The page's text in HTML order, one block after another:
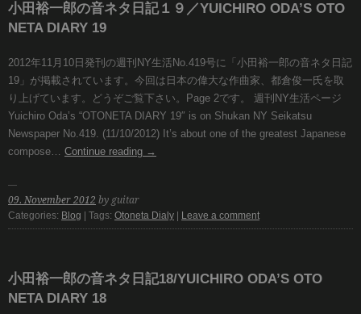
小田裕一郎の音ネタ日記１９／YUICHIRO ODA’S OTO
NETA DIARY 19
2012年11月10日発刊の週刊NY生活No.419号に「小田裕一郎の音ネタ日記
19」が掲載されています。今回は日本の偉大な作曲家、都倉俊一氏を取
り上げています。どうぞご覧下さい。Page 2です。 週刊NY生活ページ
Yuichiro Oda’s “OTONETA DIARY 19″ is on Shukan NY Seikatsu
Newspaper No.419. (11/10/2012) It’s about one of the greatest Japanese
compose… Continue reading →
09. November 2012 by guitar
Categories: Blog | Tags: Otoneta Dialy Leave a comment
小田裕一郎の音ネタ日記18/YUICHIRO ODA’S OTO
NETA DIARY 18